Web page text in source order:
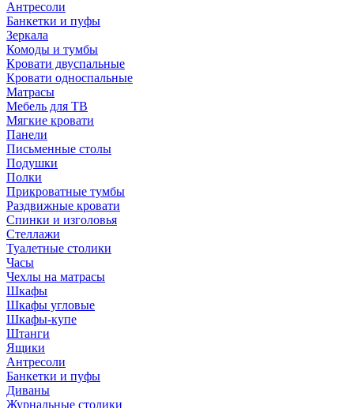
Антресоли
Банкетки и пуфы
Зеркала
Комоды и тумбы
Кровати двуспальные
Кровати односпальные
Матрасы
Мебель для ТВ
Мягкие кровати
Панели
Письменные столы
Подушки
Полки
Прикроватные тумбы
Раздвижные кровати
Спинки и изголовья
Стеллажи
Туалетные столики
Часы
Чехлы на матрасы
Шкафы
Шкафы угловые
Шкафы-купе
Штанги
Ящики
Антресоли
Банкетки и пуфы
Диваны
Журнальные столики